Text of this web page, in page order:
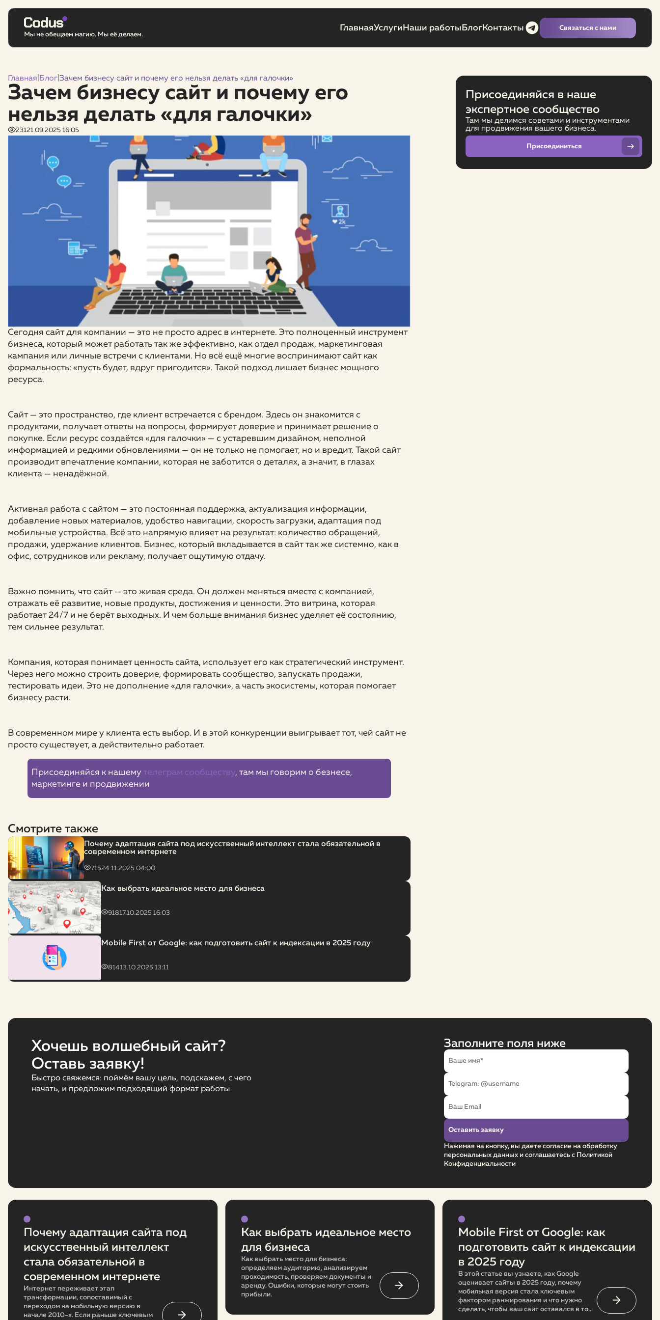
Мы не обещаем магию. Мы её делаем.
ГлавнаяУслуги Наши работы БлогКонтакты Связаться с нами
Главная Блог Зачем бизнесу сайт и почему его нельзя делать «для галочки»
Зачем бизнесу сайт и почему его
нельзя делать «для галочки»
23121.09.2025 16:05
Сегодня сайт для компании — это не просто адрес в интернете. Это полноценный инструмент
бизнеса, который может работать так же эффективно, как отдел продаж, маркетинговая
кампания или личные встречи с клиентами. Но всё ещё многие воспринимают сайт как
формальность: «пусть будет, вдруг пригодится». Такой подход лишает бизнес мощного
ресурса.
Сайт — это пространство, где клиент встречается с брендом. Здесь он знакомится с
продуктами, получает ответы на вопросы, формирует доверие и принимает решение о
покупке. Если ресурс создаётся «для галочки» — с устаревшим дизайном, неполной
информацией и редкими обновлениями — он не только не помогает, но и вредит. Такой сайт
производит впечатление компании, которая не заботится о деталях, а значит, в глазах
клиента — ненадёжной.
Активная работа с сайтом — это постоянная поддержка, актуализация информации,
добавление новых материалов, удобство навигации, скорость загрузки, адаптация под
мобильные устройства. Всё это напрямую влияет на результат: количество обращений,
продажи, удержание клиентов. Бизнес, который вкладывается в сайт так же системно, как в
офис, сотрудников или рекламу, получает ощутимую отдачу.
Важно помнить, что сайт — это живая среда. Он должен меняться вместе с компанией,
отражать её развитие, новые продукты, достижения и ценности. Это витрина, которая
работает 24/7 и не берёт выходных. И чем больше внимания бизнес уделяет её состоянию,
тем сильнее результат.
Компания, которая понимает ценность сайта, использует его как стратегический инструмент.
Через него можно строить доверие, формировать сообщество, запускать продажи,
тестировать идеи. Это не дополнение «для галочки», а часть экосистемы, которая помогает
бизнесу расти.
В современном мире у клиента есть выбор. И в этой конкуренции выигрывает тот, чей сайт не
просто существует, а действительно работает.
Присоединяйся к нашему телеграм сообществу, там мы говорим о безнесе,
маркетинге и продвижении
Смотрите также
Почему адаптация сайта под искусственный интеллект стала обязательной в
современном интернете
71524.11.2025 04:00
Как выбрать идеальное место для бизнеса
91817.10.2025 16:03
Mobile First от Google: как подготовить сайт к индексации в 2025 году
81413.10.2025 13:11
Присоединяйся в наше
экспертное сообщество
Там мы делимся советами и инструментами
для продвижения вашего бизнеса.
Присоединиться
Хочешь волшебный сайт?
Оставь заявку!
Быстро свяжемся: поймём вашу цель, подскажем, с чего
начать, и предложим подходящий формат работы
Заполните поля ниже
Нажимая на кнопку, вы даете согласие на обработку
персональных данных и соглашаетесь с Политикой
Конфиденциальности
Почему адаптация сайта под
искусственный интеллект
стала обязательной в
современном интернете
Интернет переживает этап
трансформации, сопоставимый с
переходом на мобильную версию в
начале 2010-х. Если раньше ключевым
Как выбрать идеальное место
для бизнеса
Как выбрать место для бизнеса:
определяем аудиторию, анализируем
проходимость, проверяем документы и
аренду. Ошибки, которые могут стоить
прибыли.
Mobile First от Google: как
подготовить сайт к индексации
в 2025 году
В этой статье вы узнаете, как Google
оценивает сайты в 2025 году, почему
мобильная версия стала ключевым
фактором ранжирования и что нужно
сделать, чтобы ваш сайт оставался в топе